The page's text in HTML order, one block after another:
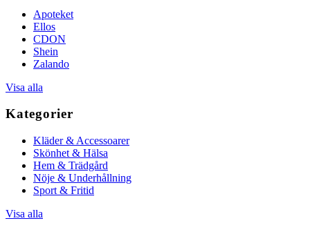
Apoteket
Ellos
CDON
Shein
Zalando
Visa alla
Kategorier
Kläder & Accessoarer
Skönhet & Hälsa
Hem & Trädgård
Nöje & Underhållning
Sport & Fritid
Visa alla